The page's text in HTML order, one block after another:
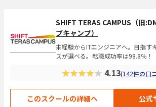
SHIFT TERAS CAMPUS（旧
ブキャンプ）
未経験からITエンジニアへ。目指す
スが選べる。転職成功率は98.8％！
★★★★★ 4.13(142件の口
このスクールの詳細へ 公式